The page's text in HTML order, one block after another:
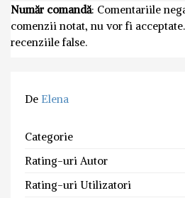
Număr comandă: Comentariile
comenzii notat, nu vor fi
recenziile false.
De Elena
Categorie
Rating-uri Autor
Rating-uri Utilizatori